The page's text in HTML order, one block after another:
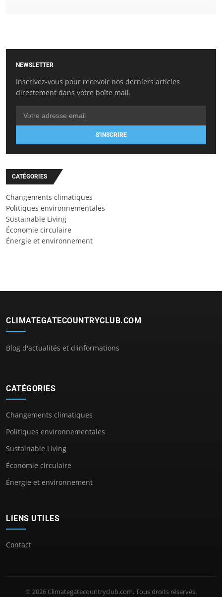
NEWSLETTER
Inscrivez-vous pour recevoir nos derniers articles
directement dans votre boîte mail.
S'INSCRIRE
CATÉGORIES
Changements climatiques
Politiques environnementales
Sustainable Living
Économie circulaire
Énergie et environnement
CLIMATEGATECOUNTRYCLUB.COM
Blog d'actualités et d'informations
CATÉGORIES
Changements climatiques
Politiques environnementales
Sustainable Living
Économie circulaire
Énergie et environnement
LIENS UTILES
Contact
© 2026 Climategatecountryclub.com. Tous droits réservés.